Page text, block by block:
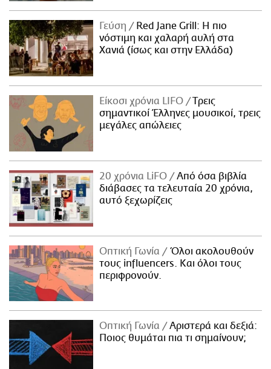
Γεύση
Red Jane Grill: Η πιο
νόστιμη και χαλαρή αυλή στα
Χανιά (ίσως και στην Ελλάδα)
Είκοσι χρόνια LIFO
Tρεις
σημαντικοί Έλληνες μουσικοί, τρεις
μεγάλες απώλειες
20 χρόνια LiFO
Από όσα βιβλία
διάβασες τα τελευταία 20 χρόνια,
αυτό ξεχωρίζεις
Οπτική Γωνία
Όλοι ακολουθούν
τους influencers. Και όλοι τους
περιφρονούν.
Οπτική Γωνία
Αριστερά και δεξιά:
Ποιος θυμάται πια τι σημαίνουν;